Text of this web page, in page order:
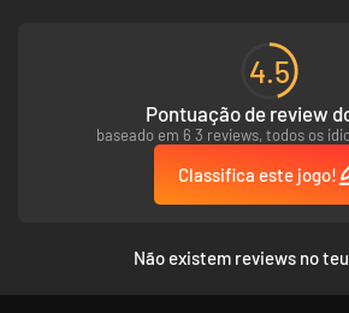
4.5
Pontuação de review
baseado em 6 3 reviews, todos os
Classifica este jogo!
Não existem reviews no